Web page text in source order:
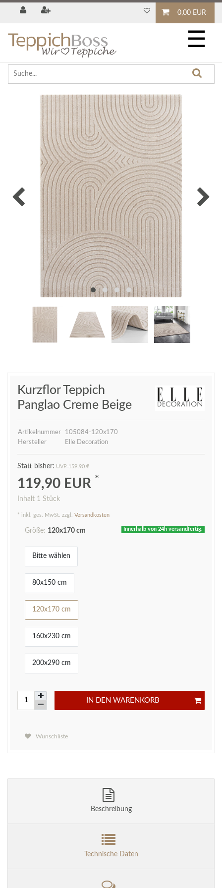
0,00 EUR
☰
Kurzflor Teppich
Panglao Creme Beige
Artikelnummer
105084-120x170
Hersteller
Elle Decoration
UVP 159,90 €
119,90 EUR *
Inhalt 1 Stück
* inkl. ges. MwSt. zzgl. Versandkosten
Innerhalb von 24h versandfertig.
Größe: 120x170 cm
Bitte wählen
80x150 cm
120x170 cm
160x230 cm
200x290 cm
IN DEN WARENKORB
Wunschliste
Beschreibung
Technische Daten